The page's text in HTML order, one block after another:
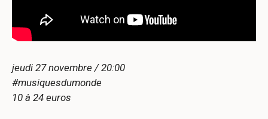
jeudi 27 novembre / 20:00
#musiquesdumonde
10 à 24 euros